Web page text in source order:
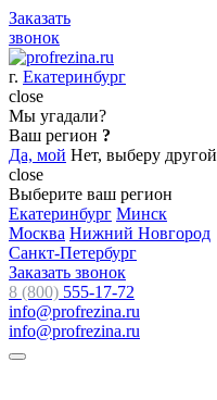
Заказать
звонок
г. Екатеринбург
close
Мы угадали?
Ваш регион ?
Да, мой Нет, выберу другой
close
Выберите ваш регион
Екатеринбург Минск
Москва Нижний Новгород
Санкт-Петербург
Заказать звонок
8 (800) 555-17-72
info@profrezina.ru
info@profrezina.ru